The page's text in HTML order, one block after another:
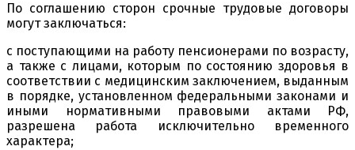
По соглашению сторон срочные трудовые договоры
могут заключаться:
с поступающими на работу пенсионерами по возрасту,
а также с лицами, которым по состоянию здоровья в
соответствии с медицинским заключением, выданным
в порядке, установленном федеральными законами и
иными нормативными правовыми актами РФ,
разрешена работа исключительно временного
характера;